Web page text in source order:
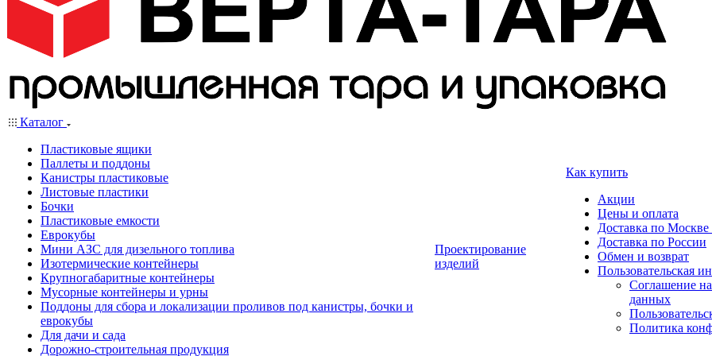
Каталог
Пластиковые ящики
Паллеты и поддоны
Канистры пластиковые
Листовые пластики
Бочки
Пластиковые емкости
Еврокубы
Мини АЗС для дизельного топлива
Изотермические контейнеры
Крупногабаритные контейнеры
Мусорные контейнеры и урны
Поддоны для сбора и локализации проливов под канистры, бочки и
еврокубы
Для дачи и сада
Дорожно-строительная продукция
Проектирование
изделий
Как купить
Акции
Цены и оплата
Доставка по Москве
Доставка по России
Обмен и возврат
Пользовательская
Соглашение
данных
Политика